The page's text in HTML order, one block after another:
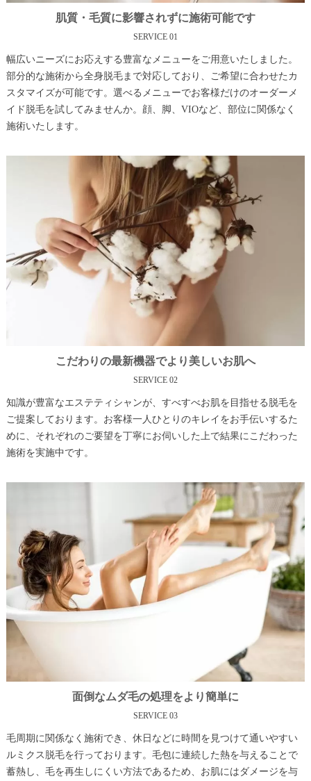
肌質・毛質に影響されずに施術可能です
SERVICE 01
幅広いニーズにお応えする豊富なメニューをご用意いたしました。
部分的な施術から全身脱毛まで対応しており、ご希望に合わせたカ
スタマイズが可能です。選べるメニューでお客様だけのオーダーメ
イド脱毛を試してみませんか。顔、脚、VIOなど、部位に関係なく
施術いたします。
こだわりの最新機器でより美しいお肌へ
SERVICE 02
知識が豊富なエステティシャンが、すべすべお肌を目指せる脱毛を
ご提案しております。お客様一人ひとりのキレイをお手伝いするた
めに、それぞれのご要望を丁寧にお伺いした上で結果にこだわった
施術を実施中です。
面倒なムダ毛の処理をより簡単に
SERVICE 03
毛周期に関係なく施術でき、休日などに時間を見つけて通いやすい
ルミクス脱毛を行っております。毛包に連続した熱を与えることで
蓄熱し、毛を再生しにくい方法であるため、お肌にはダメージを与